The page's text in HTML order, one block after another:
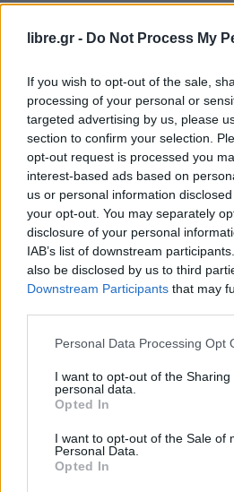
libre.gr - Do Not Process My
If you wish to opt-out of the sale,
processing of your personal or
targeted advertising by us, please
section to confirm your selection.
opt-out request is processed you
interest-based ads based on
us or personal information
your opt-out. You may separately
disclosure of your personal
IAB’s list of downstream
also be disclosed by us to third
Downstream Participants that may
Personal Data Processing Opt
I want to opt-out of the Sharing
personal data.
Opted In
I want to opt-out of the Sale of
Personal Data.
Opted In
οπλοστάσια στον κόσμο.
ΗΓαλλία δαπάνησε7,7 δισ.
δισ.
Πακιστάν 1,5 δισ. , το
Βόρεια Κορέαπερίπου656
Μισό
πέντε χρόνια
Το πλέον ανησυχητικό
δεν αποτελεί συγκυριακό
επισημαίνει ότι τα εννέα
δαπανήσει συνολικά471
τα τελευταία πέντε χρόνια
έχουν ήδη καταρτίσει
προβλέπουν ακόμη
μέλλον. Ουσιαστικά, οι
δυνάμεις του πλανήτη